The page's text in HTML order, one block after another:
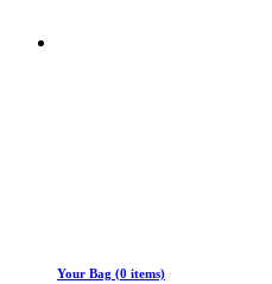
Your Bag (0 items)